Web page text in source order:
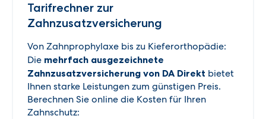
Tarifrechner zur
Zahnzusatzversicherung
Von Zahnprophylaxe bis zu Kieferorthopädie:
Die mehrfach ausgezeichnete
Zahnzusatzversicherung von DA Direkt bietet
Ihnen starke Leistungen zum günstigen Preis.
Berechnen Sie online die Kosten für Ihren
Zahnschutz: